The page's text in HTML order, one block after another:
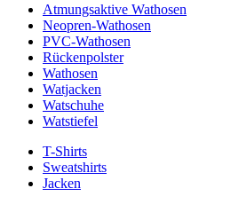
Atmungsaktive Wathosen
Neopren-Wathosen
PVC-Wathosen
Rückenpolster
Wathosen
Watjacken
Watschuhe
Watstiefel
T-Shirts
Sweatshirts
Jacken